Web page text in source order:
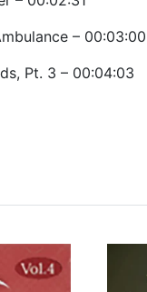
– 00:03:00
Pt. 3 – 00:04:03